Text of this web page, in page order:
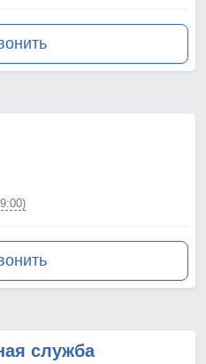
служба